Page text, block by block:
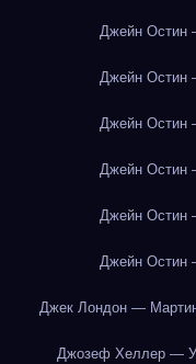
Джейн Остин
Джейн Остин
Джейн Остин
Джейн Остин
Джейн Остин
Джейн Остин
Джек Лондон —
Джозеф Хеллер —